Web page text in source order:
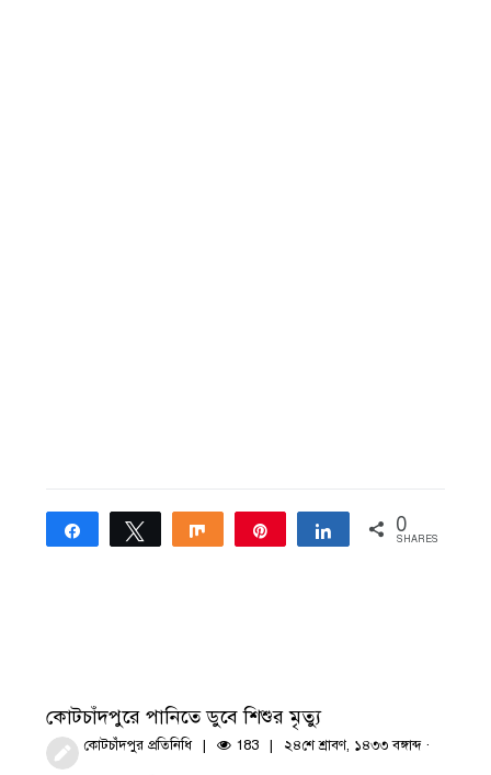
Share Tweet Share Share 0
SHARES
কোটচাঁদপুরে পানিতে ডুবে শিশুর মৃত্যু
কোটচাঁদপুর প্রতিনিধি 183 ২৪শে শ্রাবণ, ১৪৩৩ বঙ্গাব্দ ·